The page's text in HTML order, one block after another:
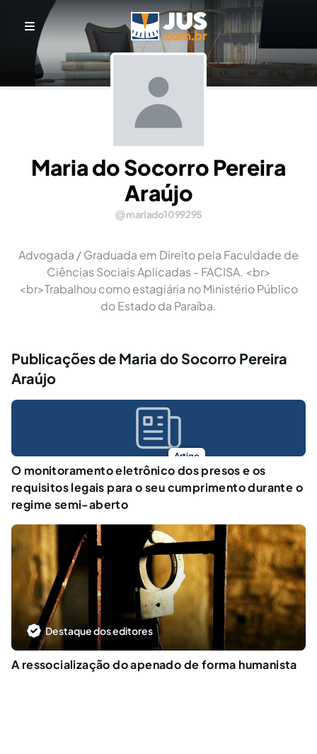
Maria do Socorro Pereira
Araújo
mariado1099295
Advogada / Graduada em Direito pela Faculdade de
Ciências Sociais Aplicadas - FACISA. <br>
<br>Trabalhou como estagiária no Ministério Público
do Estado da Paraíba.
Publicações de Maria do Socorro Pereira
Araújo
Artigo
O monitoramento eletrônico dos presos e os
requisitos legais para o seu cumprimento durante o
regime semi-aberto
Destaque dos editores
A ressocialização do apenado de forma humanista